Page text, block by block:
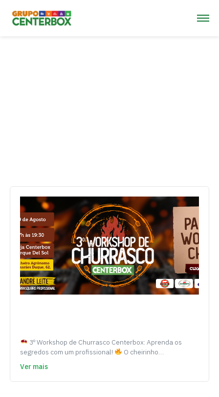
3º Workshop de Churrasco Centerbox: Aprenda os
segredos com um profissional!
O cheirinho…
Ver mais